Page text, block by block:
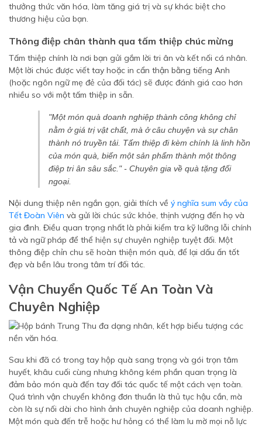
thưởng thức văn hóa, làm tăng giá trị và sự khác biệt cho
thương hiệu của bạn.
Thông điệp chân thành qua tấm thiệp chúc mừng
Tấm thiệp chính là nơi bạn gửi gắm lời tri ân và kết nối cá nhân.
Một lời chúc được viết tay hoặc in cẩn thận bằng tiếng Anh
(hoặc ngôn ngữ mẹ đẻ của đối tác) sẽ được đánh giá cao hơn
nhiều so với một tấm thiệp in sẵn.
"Một món quà doanh nghiệp thành công không chỉ
nằm ở giá trị vật chất, mà ở câu chuyện và sự chân
thành nó truyền tải. Tấm thiệp đi kèm chính là linh hồn
của món quà, biến một sản phẩm thành một thông
điệp tri ân sâu sắc." - Chuyên gia về quà tặng đối
ngoại.
Nội dung thiệp nên ngắn gọn, giải thích về ý nghĩa sum vầy của
Tết Đoàn Viên và gửi lời chúc sức khỏe, thịnh vượng đến họ và
gia đình. Điều quan trọng nhất là phải kiểm tra kỹ lưỡng lỗi chính
tả và ngữ pháp để thể hiện sự chuyên nghiệp tuyệt đối. Một
thông điệp chỉn chu sẽ hoàn thiện món quà, để lại dấu ấn tốt
đẹp và bền lâu trong tâm trí đối tác.
Vận Chuyển Quốc Tế An Toàn Và
Chuyên Nghiệp
Sau khi đã có trong tay hộp quà sang trọng và gói trọn tâm
huyết, khâu cuối cùng nhưng không kém phần quan trọng là
đảm bảo món quà đến tay đối tác quốc tế một cách vẹn toàn.
Quá trình vận chuyển không đơn thuần là thủ tục hậu cần, mà
còn là sự nối dài cho hình ảnh chuyên nghiệp của doanh nghiệp.
Một món quà đến trễ hoặc hư hỏng có thể làm lu mờ mọi nỗ lực